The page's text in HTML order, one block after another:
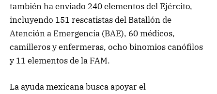
también ha enviado 240 elementos del Ejército,
incluyendo 151 rescatistas del Batallón de
Atención a Emergencia (BAE), 60 médicos,
camilleros y enfermeras, ocho binomios canófilos
y 11 elementos de la FAM.
La ayuda mexicana busca apoyar el